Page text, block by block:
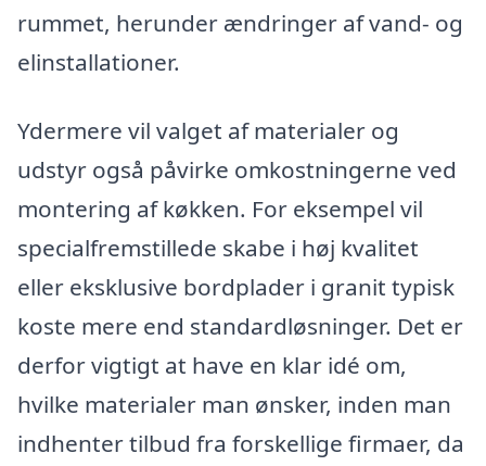
rummet, herunder ændringer af vand- og
elinstallationer.
Ydermere vil valget af materialer og
udstyr også påvirke omkostningerne ved
montering af køkken. For eksempel vil
specialfremstillede skabe i høj kvalitet
eller eksklusive bordplader i granit typisk
koste mere end standardløsninger. Det er
derfor vigtigt at have en klar idé om,
hvilke materialer man ønsker, inden man
indhenter tilbud fra forskellige firmaer, da